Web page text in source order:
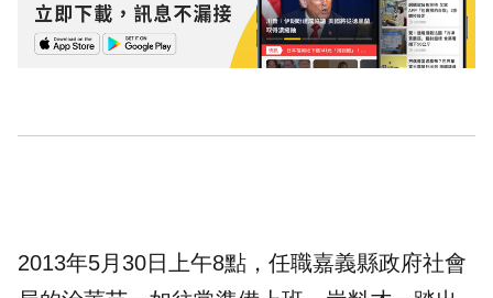
2013年5月30日上午8點，任職嘉義縣政府社會